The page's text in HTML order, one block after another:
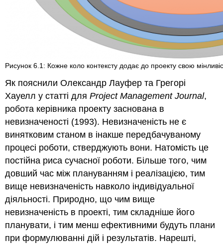
Рисунок 6.1: Кожне коло контексту додає до проекту свою
Як пояснили Олександр Лауфер та Грегорі
Хауелл у статті дляProject Management Journal,
робота керівника проекту заснована в
невизначеності (1993). Невизначеність не є
винятковим станом в інакше передбачуваному
процесі роботи, стверджують вони. Натомість це
постійна риса сучасної роботи. Більше того, чим
довший час між плануванням і реалізацією, тим
вище невизначеність навколо індивідуальної
діяльності. Природно, що чим вище
невизначеність в проекті, тим складніше його
планувати, і тим менш ефективними будуть плани
при формулюванні дій і результатів. Нарешті,